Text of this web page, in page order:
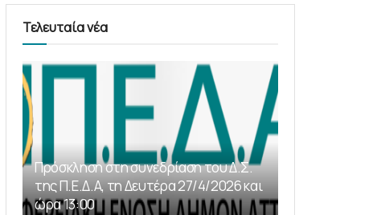
Τελευταία νέα
Πρόσκληση στη συνεδρίαση του Δ.Σ.
της Π.Ε.Δ.Α, τη Δευτέρα 27/4/2026 και
ώρα 13:00